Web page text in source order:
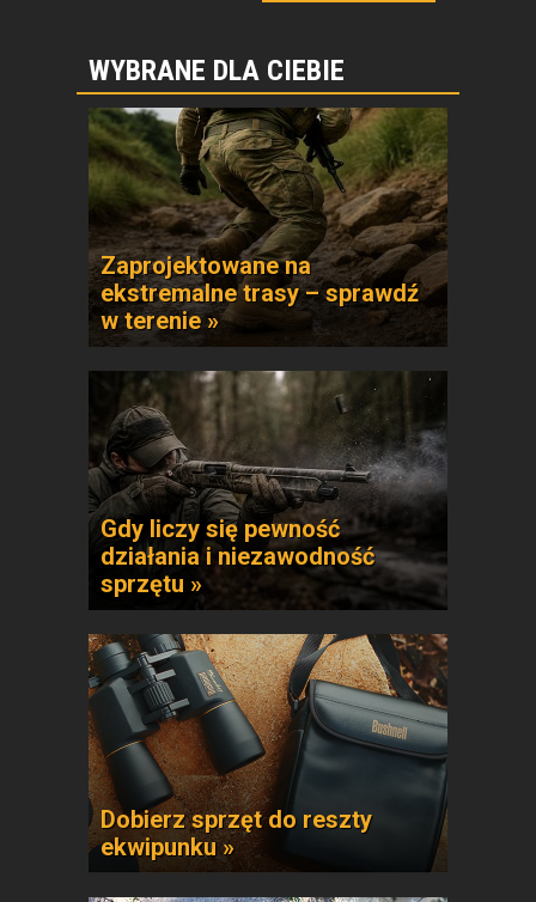
WYBRANE DLA CIEBIE
Zaprojektowane na
ekstremalne trasy – sprawdź
w terenie »
Gdy liczy się pewność
działania i niezawodność
sprzętu »
Dobierz sprzęt do reszty
ekwipunku »